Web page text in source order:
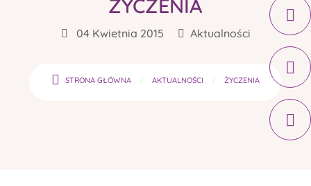
ŻYCZENIA
04 Kwietnia 2015 Aktualności
STRONA GŁÓWNA AKTUALNOŚCI ŻYCZENIA